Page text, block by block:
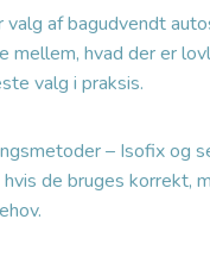
af bagudvendt
mellem, hvad der er
valg i praksis.
– Isofix og
de bruges korrekt,